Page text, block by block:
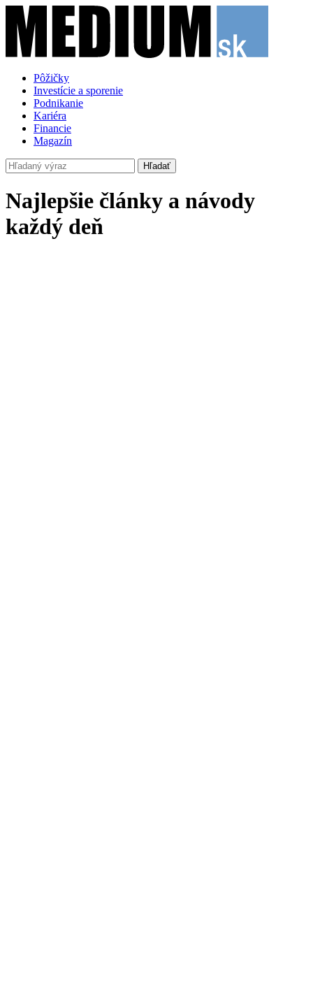
Pôžičky
Investície a sporenie
Podnikanie
Kariéra
Financie
Magazín
Hľadať
Najlepšie články a návody
každý deň